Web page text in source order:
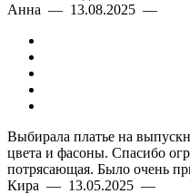
Анна — 13.08.2025 —
Выбирала платье на
цвета и фасоны. Спасибо
потрясающая. Было очень
Кира — 13.05.2025 —